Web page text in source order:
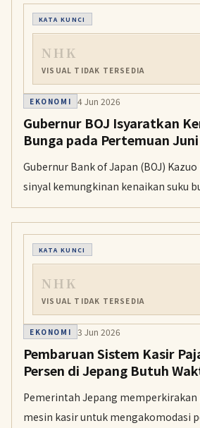
KATA KUNCI
NHK
VISUAL TIDAK TERSEDIA
EKONOMI 4 Jun 2026
Gubernur BOJ Isyaratkan
Bunga pada Pertemuan Juni
Gubernur Bank of Japan (BOJ)
sinyal kemungkinan kenaikan suku
bulan ini untuk mengendalikan
stabilitas ekonomi.
KATA KUNCI
NHK
VISUAL TIDAK TERSEDIA
EKONOMI 3 Jun 2026
Pembaruan Sistem Kasir
Persen di Jepang Butuh
Pemerintah Jepang
mesin kasir untuk mengakomodasi